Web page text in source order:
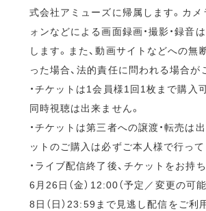
式会社アミューズに帰属します。カメ
ォンなどによる画面録画・撮影・録音
します。また、動画サイトなどへの無
った場合、法的責任に問われる場合が
・チケットは1会員様1回1枚まで購入
同時視聴は出来ません。
・チケットは第三者への譲渡・転売は
ットのご購入は必ずご本人様で行って
・ライブ配信終了後、チケットをお持
6月26日（金）12:00（予定／変更の可
8日（日）23:59まで見逃し配信をご利